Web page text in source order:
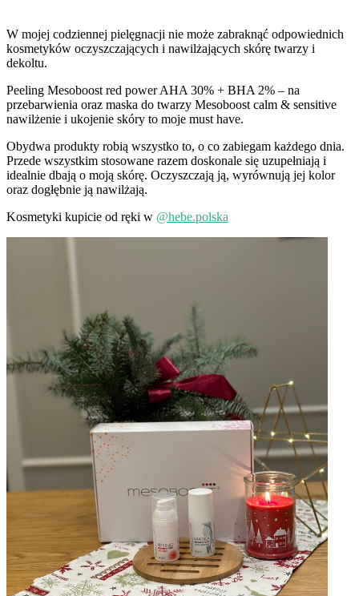
W mojej codziennej pielęgnacji nie może zabraknąć odpowiednich
kosmetyków oczyszczających i nawilżających skórę twarzy i
dekoltu.
Peeling Mesoboost red power AHA 30% + BHA 2% – na
przebarwienia oraz maska do twarzy Mesoboost calm & sensitive
nawilżenie i ukojenie skóry to moje must have.
Obydwa produkty robią wszystko to, o co zabiegam każdego dnia.
Przede wszystkim stosowane razem doskonale się uzupełniają i
idealnie dbają o moją skórę. Oczyszczają ją, wyrównują jej kolor
oraz dogłębnie ją nawilżają.
Kosmetyki kupicie od ręki w @hebe.polska